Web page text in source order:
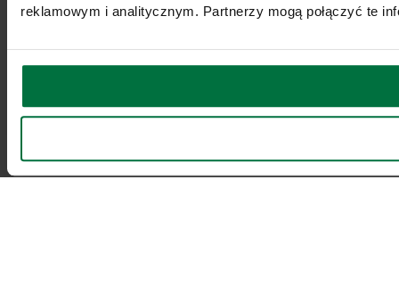
reklamowym i analitycznym. Partnerzy mogą połączyć te